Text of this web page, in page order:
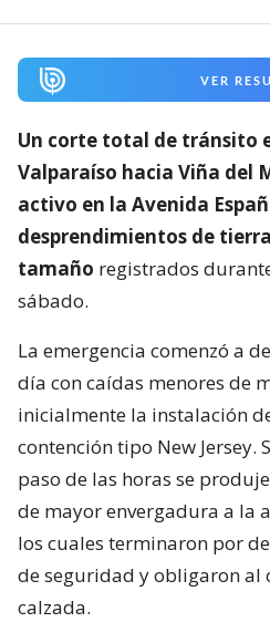
VER
Un corte total de tránsito
Valparaíso hacia Viña del
activo en la Avenida
desprendimientos de
tamaño registrados
sábado.
La emergencia comenzó a
día con caídas menores de
inicialmente la instalación
contención tipo New Jersey.
paso de las horas se
de mayor envergadura a la
los cuales terminaron por
de seguridad y obligaron al
calzada.